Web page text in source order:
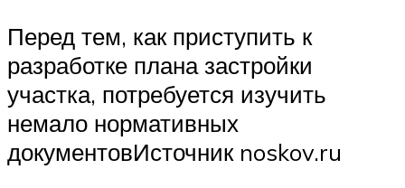
Перед тем, как приступить к
разработке плана застройки
участка, потребуется изучить
немало нормативных
документовИсточник noskov.ru